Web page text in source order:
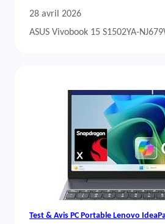
28 avril 2026
ASUS Vivobook 15 S1502YA-
Test & Avis PC Portable Lenovo